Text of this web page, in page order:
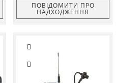
ПОВІДОМИТИ ПРО
НАДХОДЖЕННЯ